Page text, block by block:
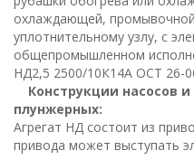
охлаждающей,
уплотнительному узлу, с
общепромышленном
НД2,5 2500/10К14А ОСТ 26-
Конструкции насосов
плунжерных:
Агрегат НД состоит из
привода может выступать